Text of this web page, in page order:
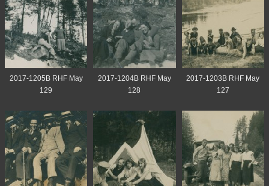
2017-1205B RHF May
129
2017-1204B RHF May
128
2017-1203B RHF May
127